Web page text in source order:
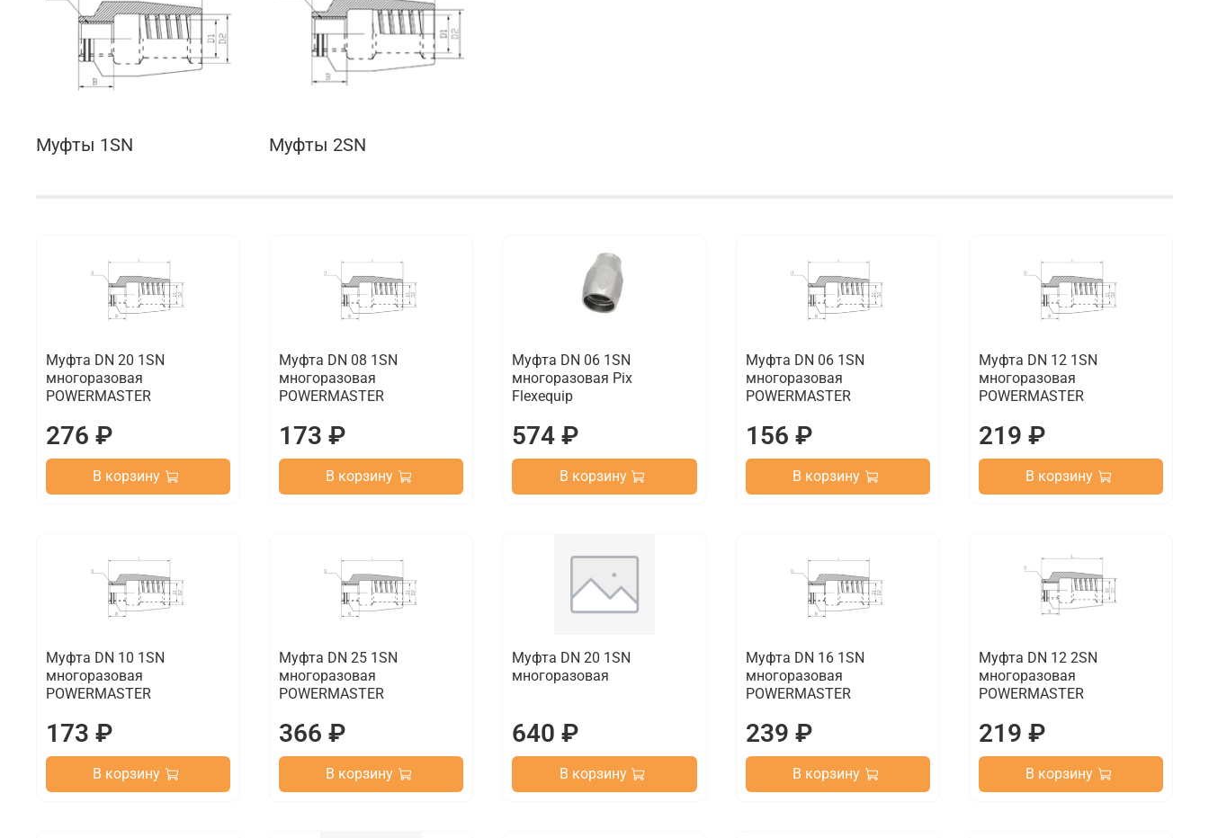
Муфты 1SN Муфты 2SN
Муфта DN 20 1SN
многоразовая
POWERMASTER
276 ₽
В корзину
Муфта DN 08 1SN
многоразовая
POWERMASTER
173 ₽
В корзину
Муфта DN 06 1SN
многоразовая Pix
Flexequip
574 ₽
В корзину
Муфта DN 06 1SN
многоразовая
POWERMASTER
156 ₽
В корзину
Муфта DN 12 1SN
многоразовая
POWERMASTER
219 ₽
В корзину
Муфта DN 10 1SN
многоразовая
POWERMASTER
173 ₽
В корзину
Муфта DN 25 1SN
многоразовая
POWERMASTER
366 ₽
В корзину
Муфта DN 20 1SN
многоразовая
640 ₽
В корзину
Муфта DN 16 1SN
многоразовая
POWERMASTER
239 ₽
В корзину
Муфта DN 12 2SN
многоразовая
POWERMASTER
219 ₽
В корзину